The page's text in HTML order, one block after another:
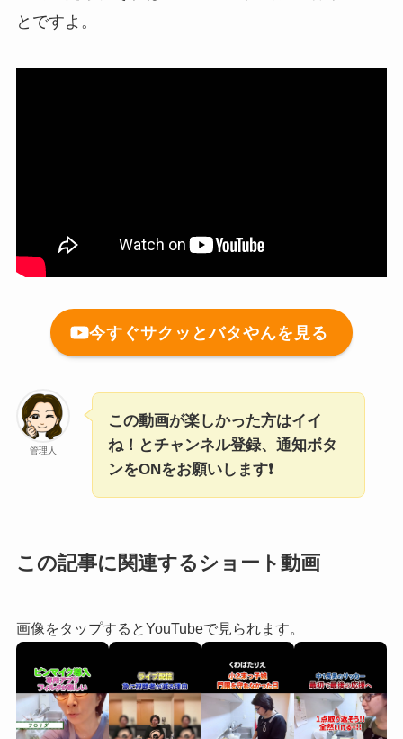
とですよ。
今すぐサクッとバタやんを見る
管理人
この動画が楽しかった方はイイ
ね！とチャンネル登録、通知ボタ
ンをONをお願いします❗
この記事に関連するショート動画
画像をタップするとYouTubeで見られます。